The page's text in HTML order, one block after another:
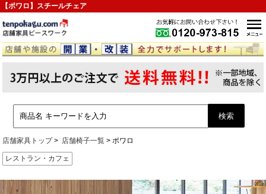
【ポワロ】スチールチェア
店舗家具トップ 店舗椅子一覧 ポワロ
レストラン・カフェ